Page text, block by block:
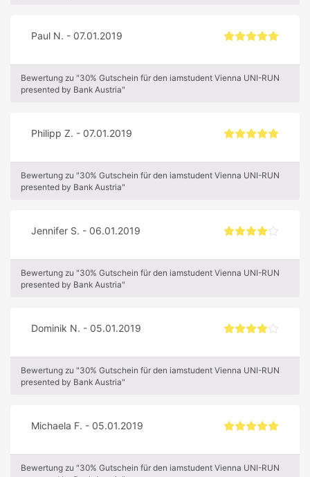
Paul N. - 07.01.2019
Bewertung zu "30% Gutschein für den iamstudent Vienna UNI-RUN
presented by Bank Austria"
Philipp Z. - 07.01.2019
Bewertung zu "30% Gutschein für den iamstudent Vienna UNI-RUN
presented by Bank Austria"
Jennifer S. - 06.01.2019
Bewertung zu "30% Gutschein für den iamstudent Vienna UNI-RUN
presented by Bank Austria"
Dominik N. - 05.01.2019
Bewertung zu "30% Gutschein für den iamstudent Vienna UNI-RUN
presented by Bank Austria"
Michaela F. - 05.01.2019
Bewertung zu "30% Gutschein für den iamstudent Vienna UNI-RUN